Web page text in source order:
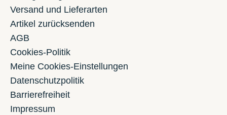
Versand und Lieferarten
Artikel zurücksenden
AGB
Cookies-Politik
Meine Cookies-Einstellungen
Datenschutzpolitik
Barrierefreiheit
Impressum